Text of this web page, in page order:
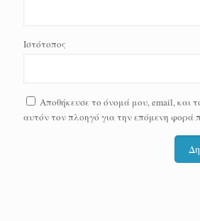
Ιστότοπος
Αποθήκευσε το όνομά μου, email, και
αυτόν τον πλοηγό για την επόμενη φορά